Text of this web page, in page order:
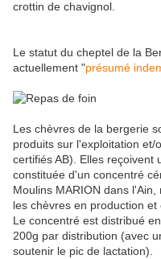
crottin de chavignol.
Le statut du cheptel de la
actuellement "présumé
Les chèvres de la bergerie
produits sur l'exploitation
certifiés AB). Elles reçoivent
constituée d'un concentré
Moulins MARION dans
les chèvres en production
Le concentré est distribué
200g par distribution (avec
soutenir le pic de lactation).